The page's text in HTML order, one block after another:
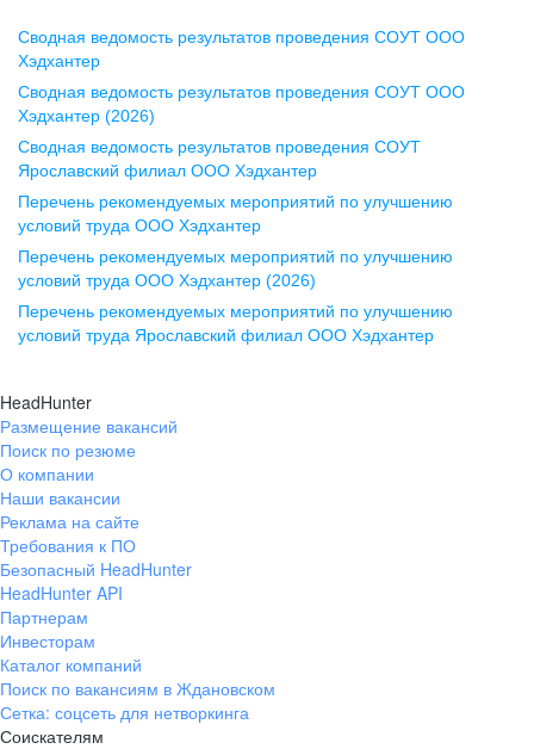
Воронеж
ул. Комиссаржевской, д. 10,
офис 1212
+7 473 280-05-05
pr@vrn.hh.ru
ул. Спартаковская, д. 2А, этаж 3,
помещение 15
+7 843 212-12-50
Екатеринбург
ул. Боевых Дружин, стр. 20,
+7 343 226-79-99
pr@ural.hh.ru
ул. Янковского, д. 169, 7 этаж,
706 каб.
+7 861 205-55-57
pr@krd.hh.ru
Сводная ведомость результатов проведения СОУТ ООО
Хэдхантер
Сводная ведомость результатов проведения СОУТ ООО
Хэдхантер (2026)
Сводная ведомость результатов проведения СОУТ
Ярославский филиал ООО Хэдхантер
Перечень рекомендуемых мероприятий по улучшению
условий труда ООО Хэдхантер
Перечень рекомендуемых мероприятий по улучшению
условий труда ООО Хэдхантер (2026)
Перечень рекомендуемых мероприятий по улучшению
условий труда Ярославский филиал ООО Хэдхантер
HeadHunter
Размещение вакансий
Поиск по резюме
О компании
Наши вакансии
Реклама на сайте
Требования к ПО
Безопасный HeadHunter
HeadHunter API
Партнерам
Инвесторам
Каталог компаний
Поиск по вакансиям в Ждановском
Сетка: соцсеть для нетворкинга
Соискателям